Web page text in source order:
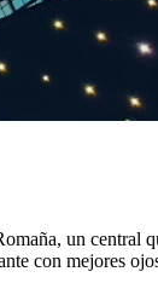
un
con mejores